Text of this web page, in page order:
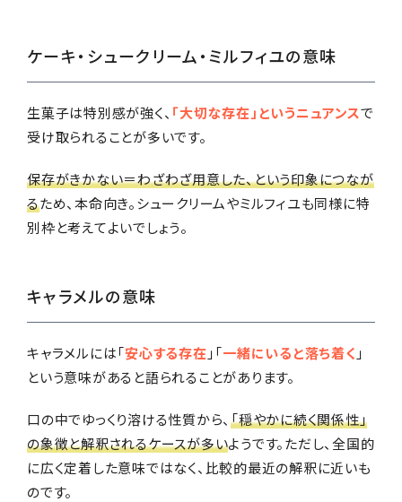
ケーキ・シュークリーム・ミルフィユの意味
生菓子は特別感が強く、 「大切な存在」というニュアンスで
受け取られることが多いです。
保存がきかない＝わざわざ用意した、という印象につなが
るため、本命向き。シュークリームやミルフィユも同様に特
別枠と考えてよいでしょう。
キャラメルの意味
キャラメルには「安心する存在 」「一緒にいると落ち着く 」
という意味があると語られることがあります。
口の中でゆっくり溶ける性質から、 「穏やかに続く関係性」
の象徴と解釈されるケースが多いようです。ただし、全国的
に広く定着した意味ではなく、比較的最近の解釈に近いも
のです。